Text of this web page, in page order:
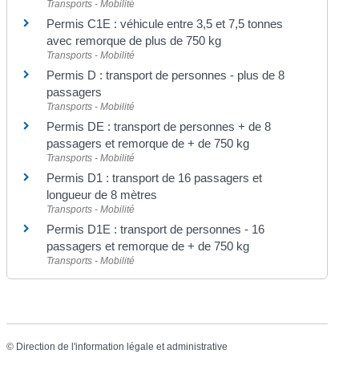
Transports - Mobilité
Permis C1E : véhicule entre 3,5 et 7,5 tonnes
avec remorque de plus de 750 kg
Transports - Mobilité
Permis D : transport de personnes - plus de 8
passagers
Transports - Mobilité
Permis DE : transport de personnes + de 8
passagers et remorque de + de 750 kg
Transports - Mobilité
Permis D1 : transport de 16 passagers et
longueur de 8 mètres
Transports - Mobilité
Permis D1E : transport de personnes - 16
passagers et remorque de + de 750 kg
Transports - Mobilité
© Direction de l'information légale et administrative